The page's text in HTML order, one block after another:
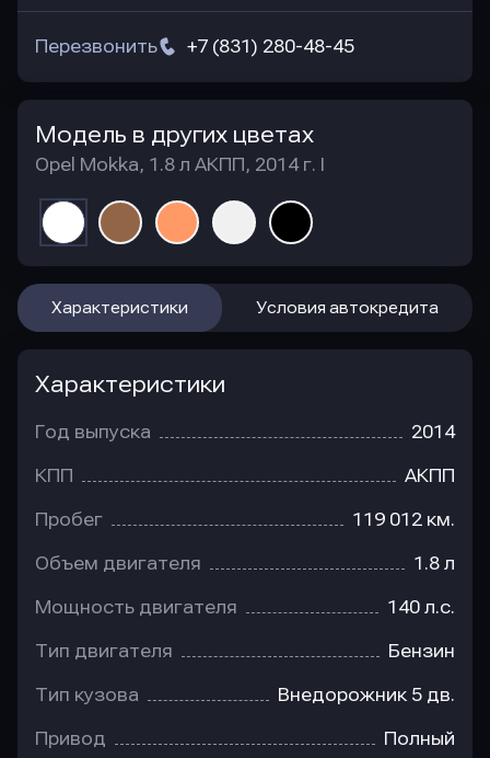
+7 (831) 280-48-45
Перезвонить
Модель в других цветах
Opel Mokka, 1.8 л АКПП, 2014 г. I
Характеристики Условия автокредита
Характеристики
Год выпуска 2014
КПП АКПП
Пробег 119 012 км.
Объем двигателя 1.8 л
Мощность двигателя 140 л.с.
Тип двигателя Бензин
Тип кузова Внедорожник 5 дв.
Привод Полный